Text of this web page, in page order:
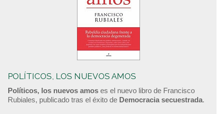
POLÍTICOS, LOS NUEVOS AMOS
Políticos, los nuevos amos es el nuevo libro de Francisco
Rubiales, publicado tras el éxito de Democracia secuestrada.